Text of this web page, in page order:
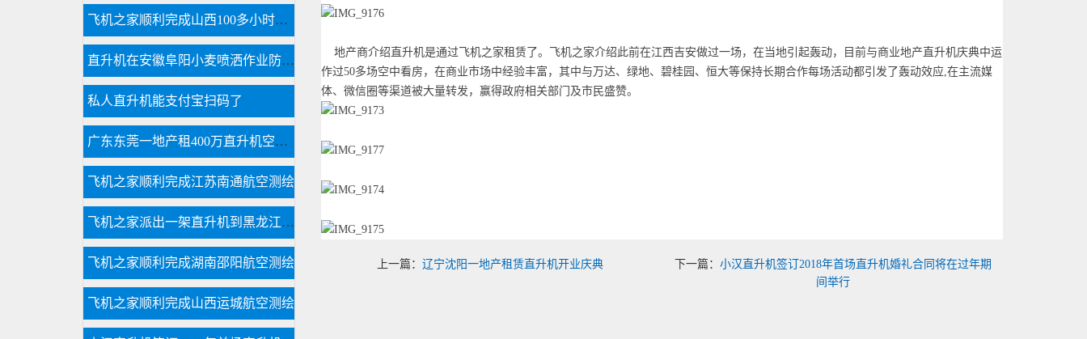
地产商介绍直升机是通过飞机之家租赁了。飞机之家介绍此前在江西吉安做过一场，在当地引起轰动，目前与商业地产直升机庆典中运
作过50多场空中看房，在商业市场中经验丰富，其中与万达、绿地、碧桂园、恒大等保持长期合作每场活动都引发了轰动效应,在主流媒
体、微信圈等渠道被大量转发，赢得政府相关部门及市民盛赞。
上一篇：辽宁沈阳一地产租赁直升机开业庆典 下一篇：小汉直升机签订2018年首场直升机婚礼合同将在过年期
间举行
飞机之家顺利完成山西100多小时直升机测绘
直升机在安徽阜阳小麦喷洒作业防治赤霉病
私人直升机能支付宝扫码了
广东东莞一地产租400万直升机空中看房
飞机之家顺利完成江苏南通航空测绘
飞机之家派出一架直升机到黑龙江齐齐哈尔执行为期半年任务
飞机之家顺利完成湖南邵阳航空测绘
飞机之家顺利完成山西运城航空测绘